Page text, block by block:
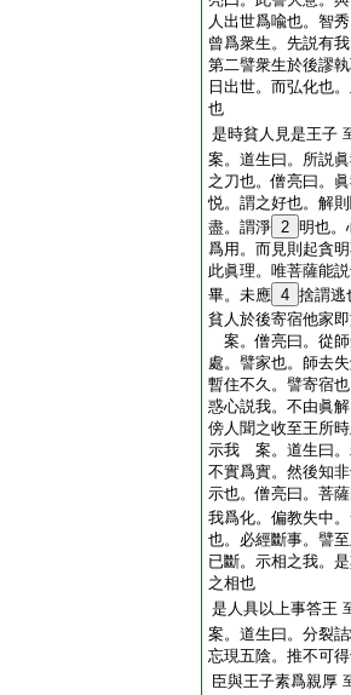
人出世爲喩也。智
曾爲衆生。先説有
第二譬衆生於後謬
日出世。而弘化也
也
是時貧人見是王子
案。道生曰。所説
之刀也。僧亮曰。
悦。謂之好也。解
盡。謂淨 2 明也。
爲用。而見則起貪
此眞理。唯菩薩能
畢。未應 4 捨謂逃
貧人於後寄宿他家
案。僧亮曰。從
處。譬家也。師去
暫住不久。譬寄宿
惑心説我。不由眞
傍人聞之收至王所
示我 案。道生曰。
不實爲實。然後知
示也。僧亮曰。菩
我爲化。偏教失中
也。必經斷事。譬
已斷。示相之我。
之相也
是人具以上事答王
案。道生曰。分裂
忘現五陰。推不可
臣與王子素爲親厚